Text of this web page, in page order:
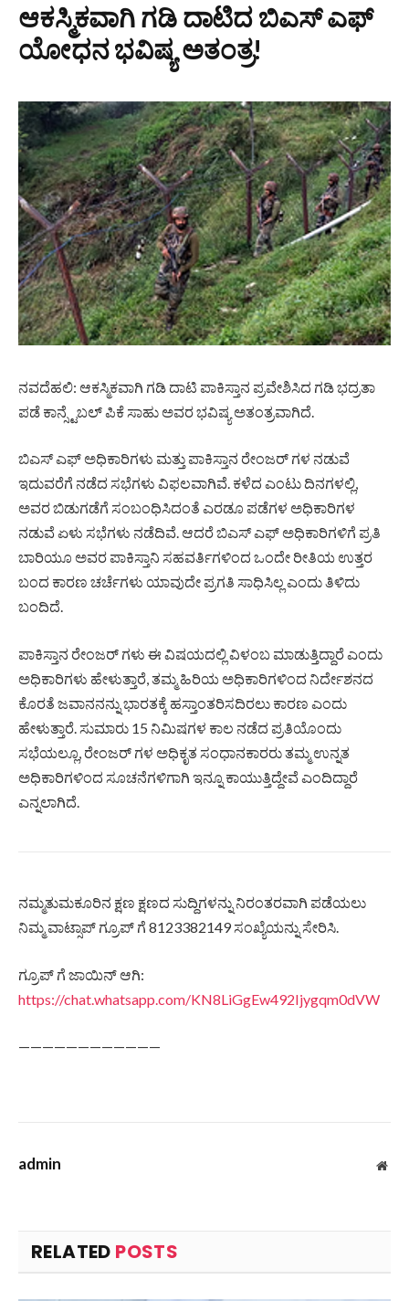
ಆಕಸ್ಮಿಕವಾಗಿ ಗಡಿ ದಾಟಿದ ಬಿಎಸ್ ಎಫ್
ಯೋಧನ ಭವಿಷ್ಯ ಅತಂತ್ರ!
ನವದೆಹಲಿ: ಆಕಸ್ಮಿಕವಾಗಿ ಗಡಿ ದಾಟಿ ಪಾಕಿಸ್ತಾನ ಪ್ರವೇಶಿಸಿದ ಗಡಿ ಭದ್ರತಾ
ಪಡೆ ಕಾನ್ಸ್ಟೆಬಲ್ ಪಿಕೆ ಸಾಹು ಅವರ ಭವಿಷ್ಯ ಅತಂತ್ರವಾಗಿದೆ.
ಬಿಎಸ್ ಎಫ್ ಅಧಿಕಾರಿಗಳು ಮತ್ತು ಪಾಕಿಸ್ತಾನ ರೇಂಜರ್ ಗಳ ನಡುವೆ
ಇದುವರೆಗೆ ನಡೆದ ಸಭೆಗಳು ವಿಫಲವಾಗಿವೆ. ಕಳೆದ ಎಂಟು ದಿನಗಳಲ್ಲಿ,
ಅವರ ಬಿಡುಗಡೆಗೆ ಸಂಬಂಧಿಸಿದಂತೆ ಎರಡೂ ಪಡೆಗಳ ಅಧಿಕಾರಿಗಳ
ನಡುವೆ ಏಳು ಸಭೆಗಳು ನಡೆದಿವೆ. ಆದರೆ ಬಿಎಸ್ ಎಫ್ ಅಧಿಕಾರಿಗಳಿಗೆ ಪ್ರತಿ
ಬಾರಿಯೂ ಅವರ ಪಾಕಿಸ್ತಾನಿ ಸಹವರ್ತಿಗಳಿಂದ ಒಂದೇ ರೀತಿಯ ಉತ್ತರ
ಬಂದ ಕಾರಣ ಚರ್ಚೆಗಳು ಯಾವುದೇ ಪ್ರಗತಿ ಸಾಧಿಸಿಲ್ಲ ಎಂದು ತಿಳಿದು
ಬಂದಿದೆ.
ಪಾಕಿಸ್ತಾನ ರೇಂಜರ್ ಗಳು ಈ ವಿಷಯದಲ್ಲಿ ವಿಳಂಬ ಮಾಡುತ್ತಿದ್ದಾರೆ ಎಂದು
ಅಧಿಕಾರಿಗಳು ಹೇಳುತ್ತಾರೆ, ತಮ್ಮ ಹಿರಿಯ ಅಧಿಕಾರಿಗಳಿಂದ ನಿರ್ದೇಶನದ
ಕೊರತೆ ಜವಾನನನ್ನು ಭಾರತಕ್ಕೆ ಹಸ್ತಾಂತರಿಸದಿರಲು ಕಾರಣ ಎಂದು
ಹೇಳುತ್ತಾರೆ. ಸುಮಾರು 15 ನಿಮಿಷಗಳ ಕಾಲ ನಡೆದ ಪ್ರತಿಯೊಂದು
ಸಭೆಯಲ್ಲೂ, ರೇಂಜರ್ ಗಳ ಅಧಿಕೃತ ಸಂಧಾನಕಾರರು ತಮ್ಮ ಉನ್ನತ
ಅಧಿಕಾರಿಗಳಿಂದ ಸೂಚನೆಗಳಿಗಾಗಿ ಇನ್ನೂ ಕಾಯುತ್ತಿದ್ದೇವೆ ಎಂದಿದ್ದಾರೆ
ಎನ್ನಲಾಗಿದೆ.
ನಮ್ಮತುಮಕೂರಿನ ಕ್ಷಣ ಕ್ಷಣದ ಸುದ್ದಿಗಳನ್ನು ನಿರಂತರವಾಗಿ ಪಡೆಯಲು
ನಿಮ್ಮ ವಾಟ್ಸಾಪ್ ಗ್ರೂಪ್ ಗೆ 8123382149 ಸಂಖ್ಯೆಯನ್ನು ಸೇರಿಸಿ.
ಗ್ರೂಪ್ ಗೆ ಜಾಯಿನ್ ಆಗಿ:
https://chat.whatsapp.com/KN8LiGgEw492Ijygqm0dVW
————————————
admin
RELATED POSTS